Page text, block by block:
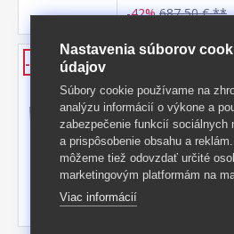
-42% 687,50 € **
-42%
Jedálenský stôl
jedálenský stôl
stoličky 26821 stôl
masív borovica,
antik lakované
štruktúry rozmer
cm rozmer stoličky
cm súčasť zostavy
Kód produktu: 26811S
Skladom>5 ks
535,50 €
-42%
Nastavenia súborov
údajov
Súbory cookie používame na
analýzu informácií o výkone a
zabezpečenie funkcií sociálnych
a prispôsobenie obsahu a
môžeme tiež odovzdať určité
marketingovým platformám na
Viac informácií